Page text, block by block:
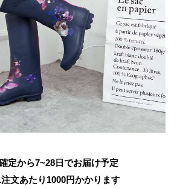
定から7~28日でお届け予定
文あたり 1000円かかります